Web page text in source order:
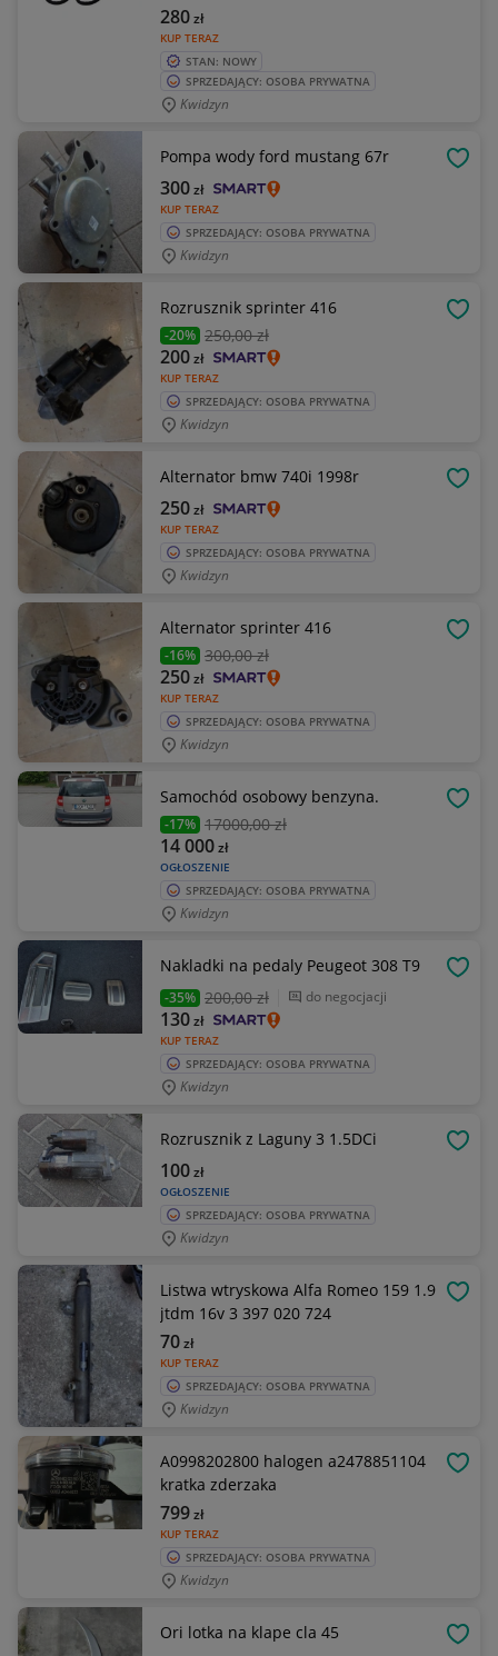
KUP TERAZ
280zł
STAN: NOWY
SPRZEDAJĄCY: OSOBA PRYWATNA
Kwidzyn
Pompa wody ford mustang 67r
KUP TERAZ
300zł
SPRZEDAJĄCY: OSOBA PRYWATNA
Kwidzyn
Rozrusznik sprinter 416
-20% 250,00 zł
KUP TERAZ
200zł
SPRZEDAJĄCY: OSOBA PRYWATNA
Kwidzyn
Alternator bmw 740i 1998r
KUP TERAZ
250zł
SPRZEDAJĄCY: OSOBA PRYWATNA
Kwidzyn
Alternator sprinter 416
-16% 300,00 zł
KUP TERAZ
250zł
SPRZEDAJĄCY: OSOBA PRYWATNA
Kwidzyn
Samochód osobowy benzyna.
-17% 17000,00 zł
OGŁOSZENIE
14 000zł
SPRZEDAJĄCY: OSOBA PRYWATNA
Kwidzyn
Nakladki na pedaly Peugeot 308 T9
-35% 200,00 zł do negocjacji
KUP TERAZ
130zł
SPRZEDAJĄCY: OSOBA PRYWATNA
Kwidzyn
Rozrusznik z Laguny 3 1.5DCi
OGŁOSZENIE
100zł
SPRZEDAJĄCY: OSOBA PRYWATNA
Kwidzyn
Listwa wtryskowa Alfa Romeo 159 1.9
jtdm 16v 3 397 020 724
KUP TERAZ
70zł
SPRZEDAJĄCY: OSOBA PRYWATNA
Kwidzyn
A0998202800 halogen a2478851104
kratka zderzaka
KUP TERAZ
799zł
SPRZEDAJĄCY: OSOBA PRYWATNA
Kwidzyn
Ori lotka na klape cla 45